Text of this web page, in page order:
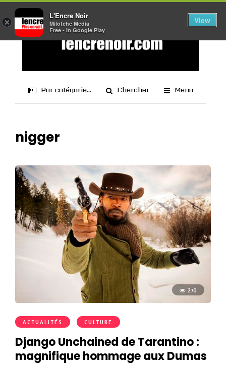
Par catégorie... Chercher Menu
nigger
270
ACTUALITÉS CULTURE
Django Unchained de Tarantino :
magnifique hommage aux Dumas
×
L'Encre Noir
Milotche Media
Free - In Google Play
View